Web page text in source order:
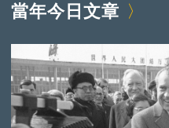
當年今日文章